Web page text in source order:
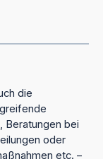
die
Beratungen bei
oder
etc. –